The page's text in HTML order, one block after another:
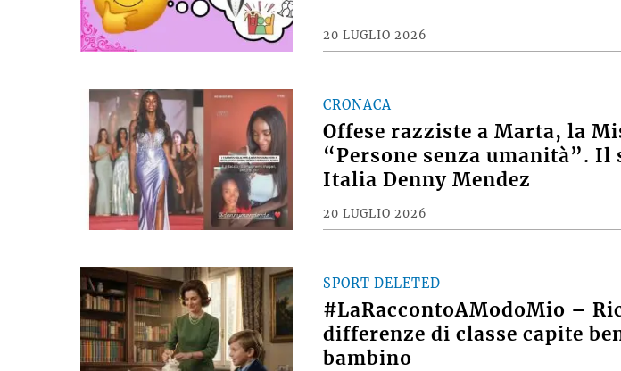
20 LUGLIO 2026
CRONACA
Offese razziste a Marta, la
“Persone senza umanità”. Il
Italia Denny Mendez
20 LUGLIO 2026
SPORT DELETED
#LaRaccontoAModoMio –
differenze di classe capite
bambino